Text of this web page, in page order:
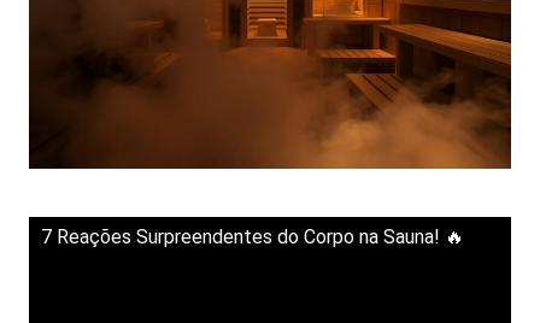
7 Reações Surpreendentes do Corpo na Sauna! 🔥